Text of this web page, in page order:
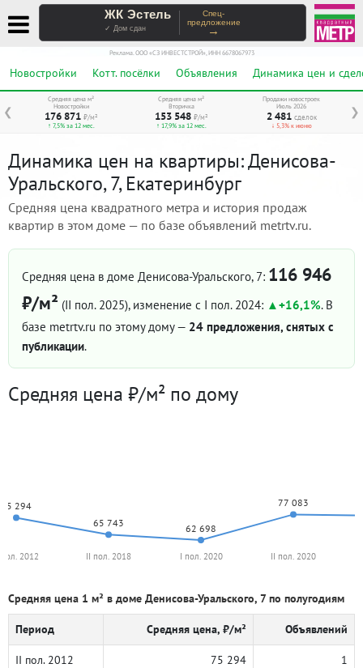
ЖК Эстель
✓ Дом сдан
Спец-
предложение
→
Реклама. ООО «СЗ ИНВЕСТСТРОЙ», ИНН 6678067973
Новостройки Котт. посёлки Объявления Динамика цен и
❮ ❯
Средняя цена м²
Новостройки
176 871 ₽/м²
↑ 7,5% за 12 мес.
Средняя цена м²
Вторичка
153 548 ₽/м²
↑ 17,9% за 12 мес.
Продажи новостроек
Июль 2026
2 481 сделок
↓ 5,3% к июню
Динамика цен на квартиры: Денисова-
Уральского, 7, Екатеринбург
Средняя цена квадратного метра и история продаж
квартир в этом доме — по базе объявлений metrtv.ru.
Средняя цена в доме Денисова-Уральского, 7: 116 946
₽/м² (II пол. 2025), изменение с I пол. 2024: +16,1%. В
базе metrtv.ru по этому дому — 24 предложения, снятых с
публикации.
Средняя цена ₽/м² по дому
75 294
65 743
62 698
77 083
2012 II пол. 2018 I пол. 2020 II пол. 2020
Средняя цена 1 м² в доме Денисова-Уральского, 7 по полугодиям
Период Средняя цена, ₽/м² Объявлений
II пол. 2012 75 294 1